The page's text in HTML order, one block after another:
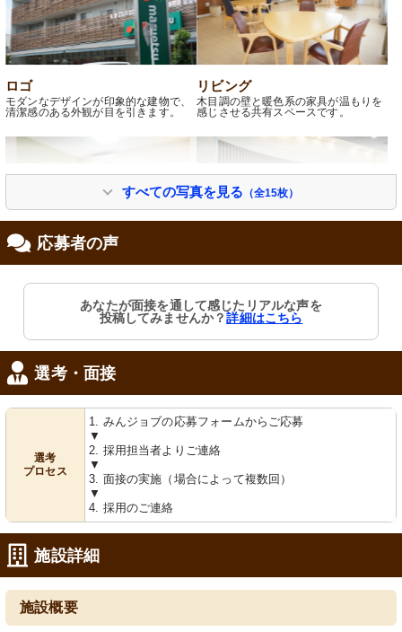
ロゴ
モダンなデザインが印象的な建物で、
清潔感のある外観が目を引きます。
リビング
木目調の壁と暖色系の家具が温もりを
感じさせる共有スペースです。
居室
落ち着いた色合いの居室です。快適に
過ごせるよう配慮された家具が配置さ
展示物
色とりどりの花が飾られ、温もりあふ
れる空間が広がっています。
明るく落ち着いた空間で、くつろげる
椅子が配されています。木目調の床が
温かみを感じさせます。
慮した設計です。
すべての写真を見る （全15枚）
応募者の声
あなたが面接を通して感じたリアルな声を
投稿してみませんか？詳細はこちら
選考・面接
選考
プロセス
1. みんジョブの応募フォームからご応募
▼
2. 採用担当者よりご連絡
▼
3. 面接の実施（場合によって複数回）
▼
4. 採用のご連絡
施設詳細
施設概要